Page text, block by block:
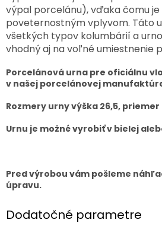
výpal porcelánu), vďaka čomu
poveternostným vplyvom. Táto
všetkých typov kolumbárií a
vhodný aj na voľné umiestnenie
Porcelánová urna pre oficiálnu
v našej porcelánovej
Rozmery urny výška 26,5, priemer
Urnu je možné vyrobiť v bielej
Pred výrobou vám pošleme
úpravu.
Dodatočné parametre